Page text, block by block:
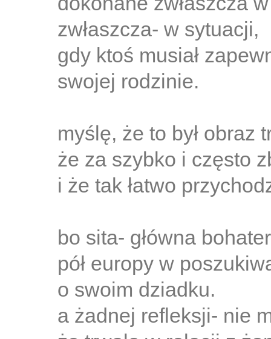
zwłaszcza- w sytuacji,
gdy ktoś musiał
swojej rodzinie.
myślę, że to był obraz
że za szybko i często
i że tak łatwo
bo sita- główna
pół europy w
o swoim dziadku.
a żadnej refleksji- nie